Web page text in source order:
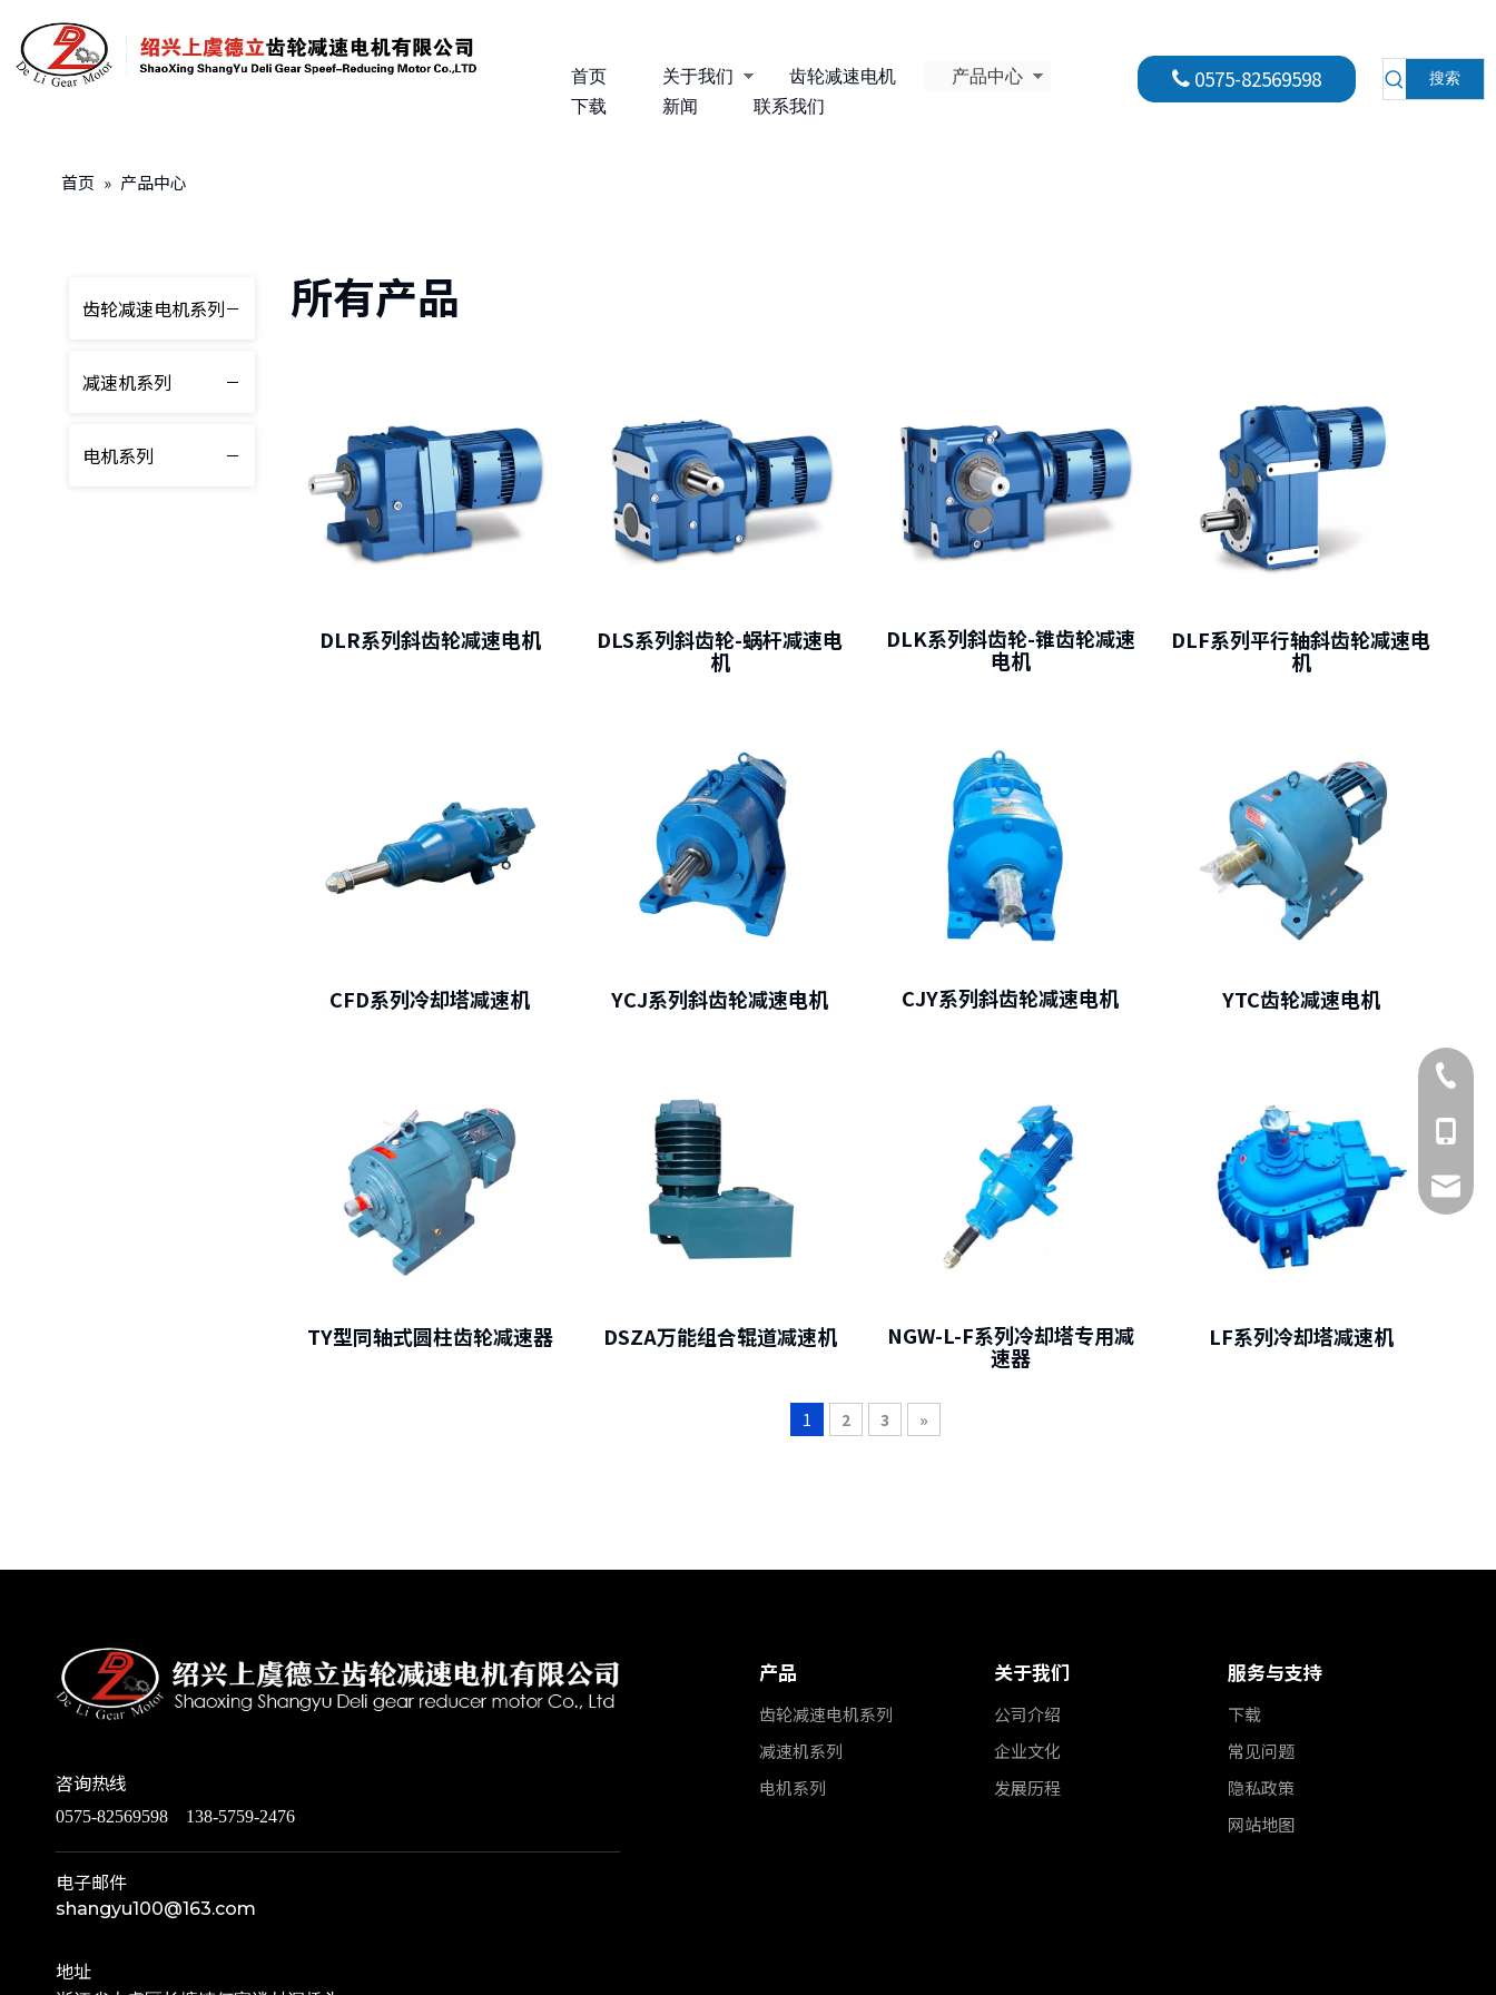
首页 关于我们 齿轮减速电机
产品中心
下载
新闻 联系我们
0575-82569598 搜索
首页 » 产品中心
齿轮减速电机系列
减速机系列
电机系列
所有产品
DLR系列斜齿轮减速电机 DLS系列斜齿轮-蜗杆减速电
机
DLK系列斜齿轮-锥齿轮减速
电机
DLF系列平行轴斜齿轮减速电
机
CFD系列冷却塔减速机 YCJ系列斜齿轮减速电机 CJY系列斜齿轮减速电机 YTC齿轮减速电机
TY型同轴式圆柱齿轮减速器 DSZA万能组合辊道减速机 NGW-L-F系列冷却塔专用减
速器
LF系列冷却塔减速机
1 2 3 »
咨询热线
0575-82569598 138-5759-2476
电子邮件
shangyu100@163.com
地址
0575-
产品
齿轮减速电机系列
减速机系列
电机系列
关于我们
公司介绍
企业文化
发展历程
服务与支持
下载
常见问题
隐私政策
网站地图